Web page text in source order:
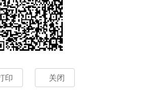
印 关闭